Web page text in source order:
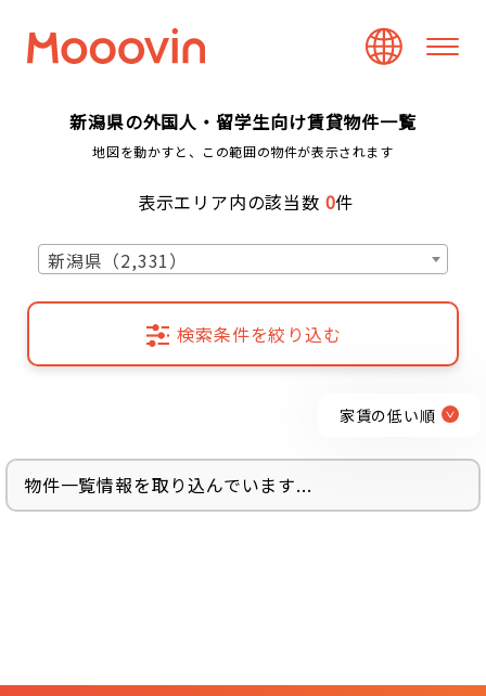
新潟県の外国人・留学生向け賃貸物件一覧
地図を動かすと、この範囲の物件が表示されます
表示エリア内の該当数 0件
新潟県（2,331）
検索条件を絞り込む
家賃の低い順
物件一覧情報を取り込んでいます...